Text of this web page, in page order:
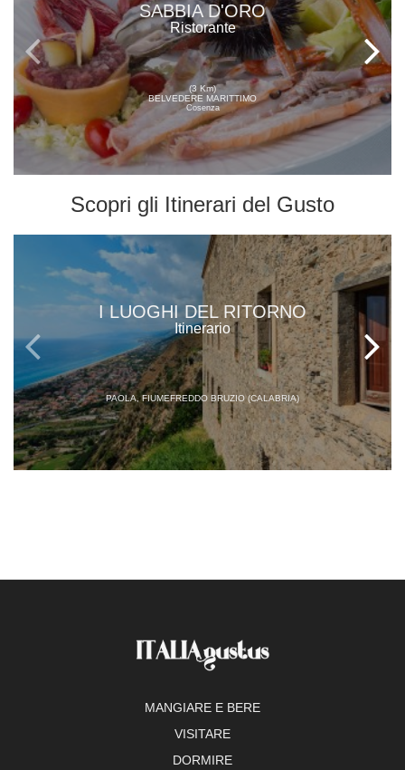
SABBIA D'ORO
Ristorante
(3 Km)
BELVEDERE MARITTIMO
Cosenza
Scopri gli Itinerari del Gusto
I LUOGHI DEL RITORNO
Itinerario
PAOLA, FIUMEFREDDO BRUZIO (CALABRIA)
MANGIARE E BERE
VISITARE
DORMIRE